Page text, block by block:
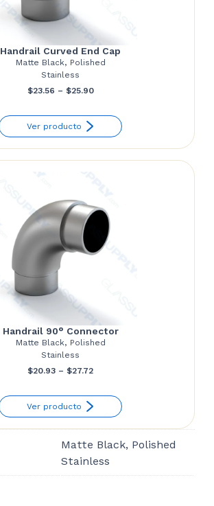
Handrail Curved End Cap
Matte Black, Polished
Stainless
$23.56 – $25.90Price
$23.56
through
Ver producto
Handrail 90° Connector
Matte Black, Polished
Stainless
$20.93 – $27.72Price
$20.93
through
$27.72
Ver producto
Matte Black, Polished
Stainless